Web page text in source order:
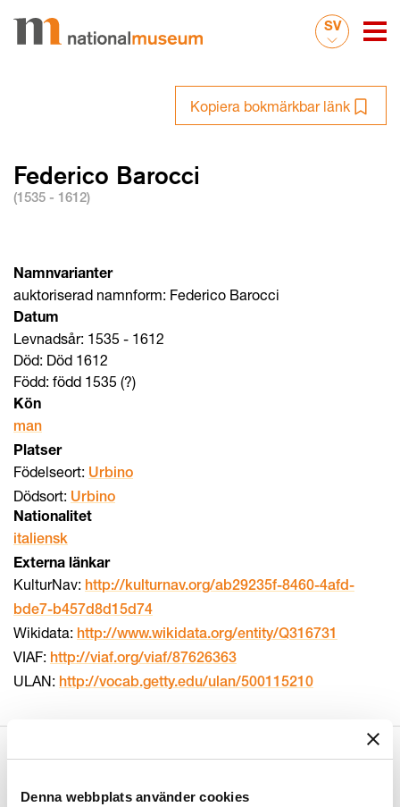
Denna webbplats använder cookies
SV
Kopiera bokmärkbar länk
Federico Barocci
(1535 - 1612)
Namnvarianter
auktoriserad namnform: Federico Barocci
Datum
Levnadsår: 1535 - 1612
Död: Död 1612
Född: född 1535 (?)
Kön
man
Platser
Födelseort: Urbino
Dödsort: Urbino
Nationalitet
italiensk
Externa länkar
KulturNav: http://kulturnav.org/ab29235f-8460-4afd-
bde7-b457d8d15d74
Wikidata: http://www.wikidata.org/entity/Q316731
VIAF: http://viaf.org/viaf/87626363
ULAN: http://vocab.getty.edu/ulan/500115210